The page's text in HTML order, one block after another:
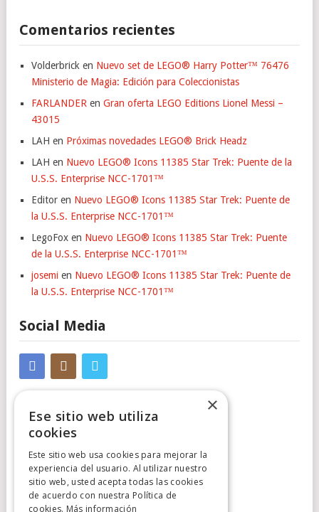
Comentarios recientes
Volderbrick en Nuevo set de LEGO® Harry Potter™ 76476
Ministerio de Magia: Edición para Coleccionistas
FARLANDER en Gran oferta LEGO Editions Lionel Messi –
43015
LAH en Próximas novedades LEGO® Brick Headz
LAH en Nuevo LEGO® Icons 11385 Star Trek: Puente de la
U.S.S. Enterprise NCC-1701™
Editor en Nuevo LEGO® Icons 11385 Star Trek: Puente de
la U.S.S. Enterprise NCC-1701™
LegoFox en Nuevo LEGO® Icons 11385 Star Trek: Puente
de la U.S.S. Enterprise NCC-1701™
josemi en Nuevo LEGO® Icons 11385 Star Trek: Puente de
la U.S.S. Enterprise NCC-1701™
Social Media
Cumplimiento Normativo
Aviso Legal
×
Ese sitio web utiliza
cookies
Este sitio web usa cookies para mejorar la
experiencia del usuario. Al utilizar nuestro
sitio web, usted acepta todas las cookies
de acuerdo con nuestra Política de
cookies. Más información